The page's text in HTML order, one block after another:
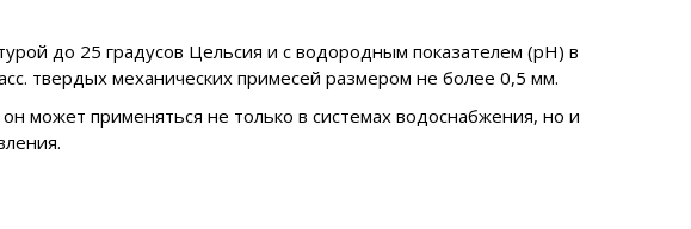
до 25 градусов Цельсия и с водородным показателем (рН) в
твердых механических примесей размером не более 0,5 мм.
может применяться не только в системах водоснабжения, но и